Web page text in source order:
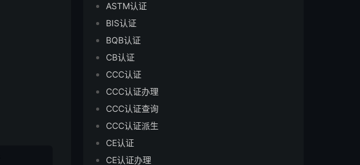
ASTM认证
BIS认证
BQB认证
CB认证
CCC认证
CCC认证办理
CCC认证查询
CCC认证派生
CE认证
CE认证办理